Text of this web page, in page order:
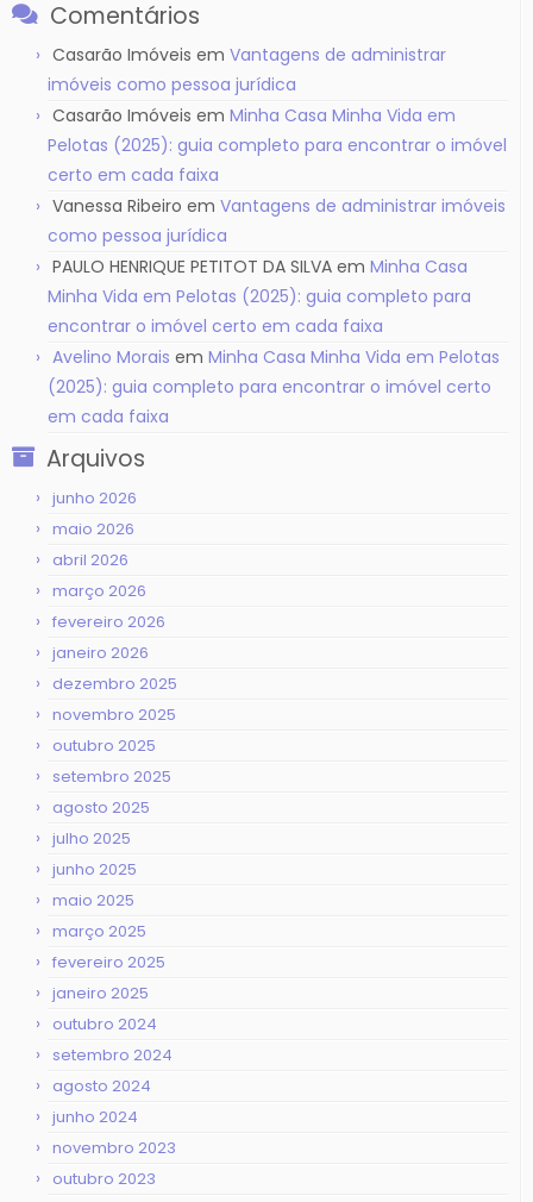
Comentários
Casarão Imóveis em Vantagens de administrar
imóveis como pessoa jurídica
Casarão Imóveis em Minha Casa Minha Vida em
Pelotas (2025): guia completo para encontrar o imóvel
certo em cada faixa
Vanessa Ribeiro em Vantagens de administrar imóveis
como pessoa jurídica
PAULO HENRIQUE PETITOT DA SILVA em Minha Casa
Minha Vida em Pelotas (2025): guia completo para
encontrar o imóvel certo em cada faixa
Avelino Morais em Minha Casa Minha Vida em Pelotas
(2025): guia completo para encontrar o imóvel certo
em cada faixa
Arquivos
junho 2026
maio 2026
abril 2026
março 2026
fevereiro 2026
janeiro 2026
dezembro 2025
novembro 2025
outubro 2025
setembro 2025
agosto 2025
julho 2025
junho 2025
maio 2025
março 2025
fevereiro 2025
janeiro 2025
outubro 2024
setembro 2024
agosto 2024
junho 2024
novembro 2023
outubro 2023